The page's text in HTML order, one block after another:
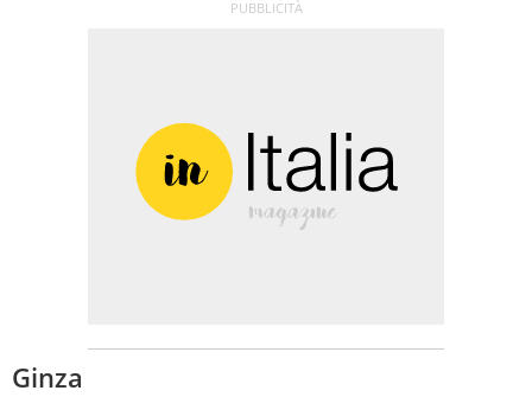
Ginza